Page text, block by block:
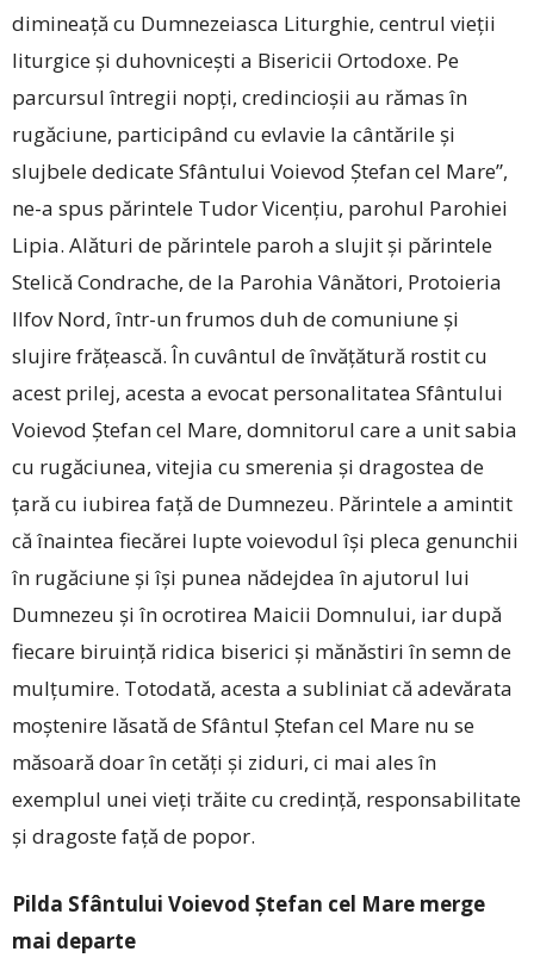
dimineață cu Dumnezeiasca Liturghie, centrul vieții
liturgice și duhovnicești a Bisericii Ortodoxe. Pe
parcursul întregii nopți, credincioșii au rămas în
rugăciune, participând cu evlavie la cântările și
slujbele dedicate Sfântului Voievod Ștefan cel Mare”,
ne-a spus părintele Tudor Vicențiu, parohul Parohiei
Lipia. Alături de părintele paroh a slujit și părintele
Stelică Condrache, de la Parohia Vânători, Protoieria
Ilfov Nord, într-un frumos duh de comuniune și
slujire frățească. În cuvântul de învățătură rostit cu
acest prilej, acesta a evocat personalitatea Sfântului
Voievod Ștefan cel Mare, domnitorul care a unit sabia
cu rugăciunea, vitejia cu smerenia și dragostea de
țară cu iubirea față de Dumnezeu. Părintele a amintit
că înaintea fiecărei lupte voievodul își pleca genunchii
în rugăciune și își punea nădejdea în ajutorul lui
Dumnezeu și în ocrotirea Maicii Domnului, iar după
fiecare biruință ridica biserici și mănăstiri în semn de
mulțumire. Totodată, acesta a subliniat că adevărata
moștenire lăsată de Sfântul Ștefan cel Mare nu se
măsoară doar în cetăți și ziduri, ci mai ales în
exemplul unei vieți trăite cu credință, responsabilitate
și dragoste față de popor.
Pilda Sfântului Voievod Ștefan cel Mare merge
mai departe